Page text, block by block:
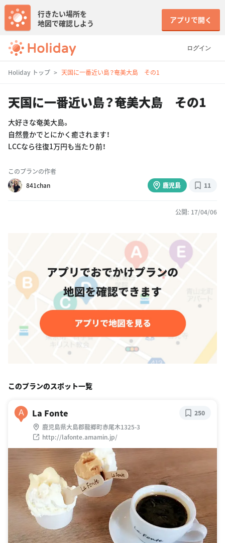
ログイン
行きたい場所を
地図で確認しよう
アプリで開く
Holiday トップ 天国に一番近い島？奄美大島 その1
天国に一番近い島？奄美大島 その1
大好きな奄美大島。
自然豊かでとにかく癒されます！
LCCなら往復1万円も当たり前！
このプランの作者
841chan
鹿児島 11
公開: 17/04/06
このプランのスポット一覧
A La Fonte
鹿児島県大島郡龍郷町赤尾木1325-3
http://lafonte.amamin.jp/
250